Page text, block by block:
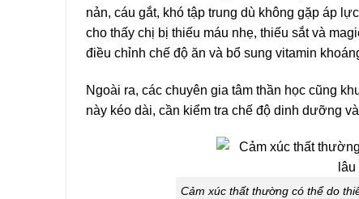
nản, cáu gắt, khó tập trung dù không gặp áp
cho thấy chị bị thiếu máu nhẹ, thiếu sắt và
điều chỉnh chế độ ăn và bổ sung vitamin
Ngoài ra, các chuyên gia tâm thần học cũng
này kéo dài, cần kiểm tra chế độ dinh dưỡng
Cảm xúc thất thường có thể do